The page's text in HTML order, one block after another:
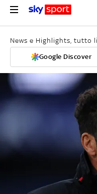
News e Highlights, tutto
Google Discover